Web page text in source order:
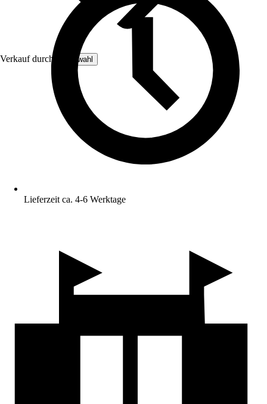
Verkauf durch: Joyswahl
Lieferzeit ca. 4-6 Werktage